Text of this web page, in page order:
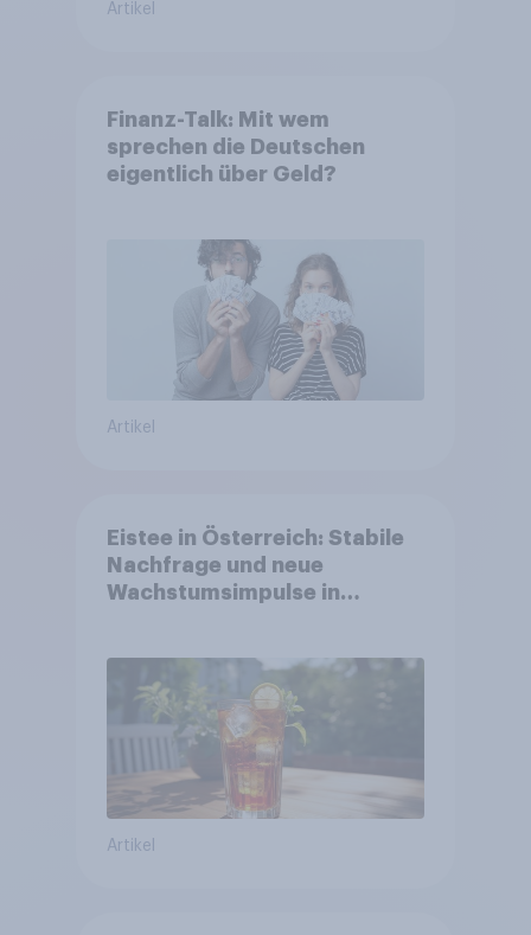
Artikel
Finanz-Talk: Mit wem
sprechen die Deutschen
eigentlich über Geld?
Artikel
Eistee in Österreich: Stabile
Nachfrage und neue
Wachstumsimpulse in
Artikel